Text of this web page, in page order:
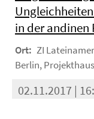
in der andinen
Ort: ZI
Berlin,
02.11.2017 |